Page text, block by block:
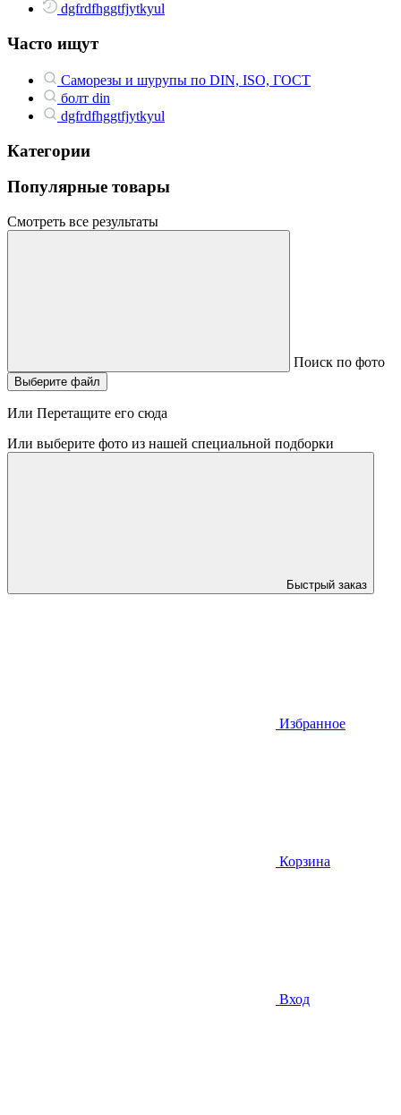
dgfrdfhggtfjytkyul
Часто ищут
Саморезы и шурупы по DIN, ISO, ГОСТ
болт din
dgfrdfhggtfjytkyul
Категории
Популярные товары
Смотреть все результаты
Поиск по фото
Выберите файл
Или Перетащите его сюда
Или выберите фото из нашей специальной подборки
Быстрый заказ
Избранное
Корзина
Вход